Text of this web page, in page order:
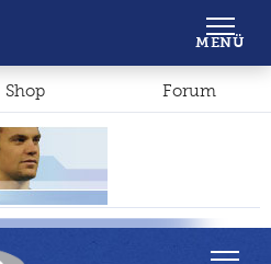
Shop Forum